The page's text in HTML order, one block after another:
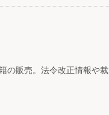
の販売。法令改正情報や裁